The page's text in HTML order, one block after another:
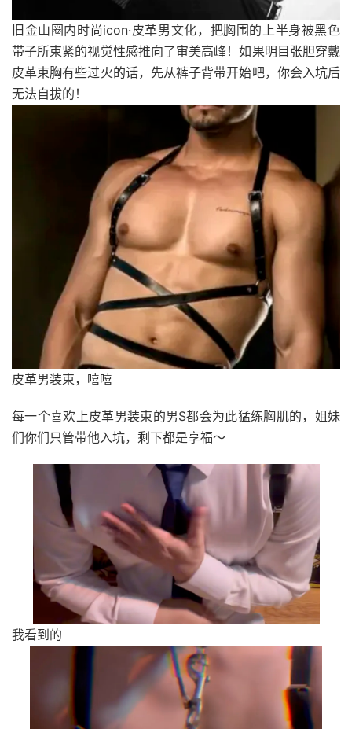
旧金山圈内时尚icon·皮革男文化，把胸围的上半身被黑色
带子所束紧的视觉性感推向了审美高峰！如果明目张胆穿戴
皮革束胸有些过火的话，先从裤子背带开始吧，你会入坑后
无法自拔的！
皮革男装束，嘻嘻
每一个喜欢上皮革男装束的男S都会为此猛练胸肌的，姐妹
们你们只管带他入坑，剩下都是享福～
我看到的